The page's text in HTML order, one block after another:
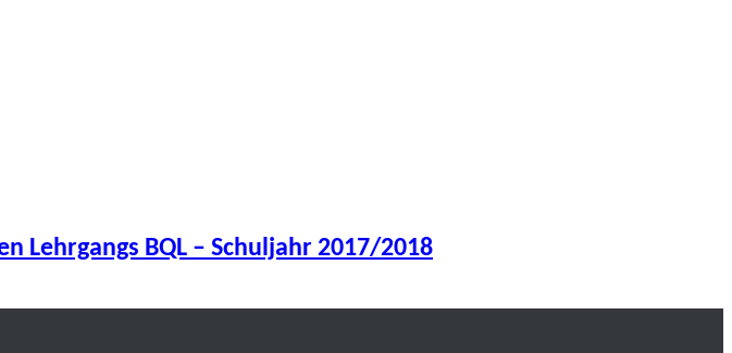
Lehrgangs BQL – Schuljahr 2017/2018